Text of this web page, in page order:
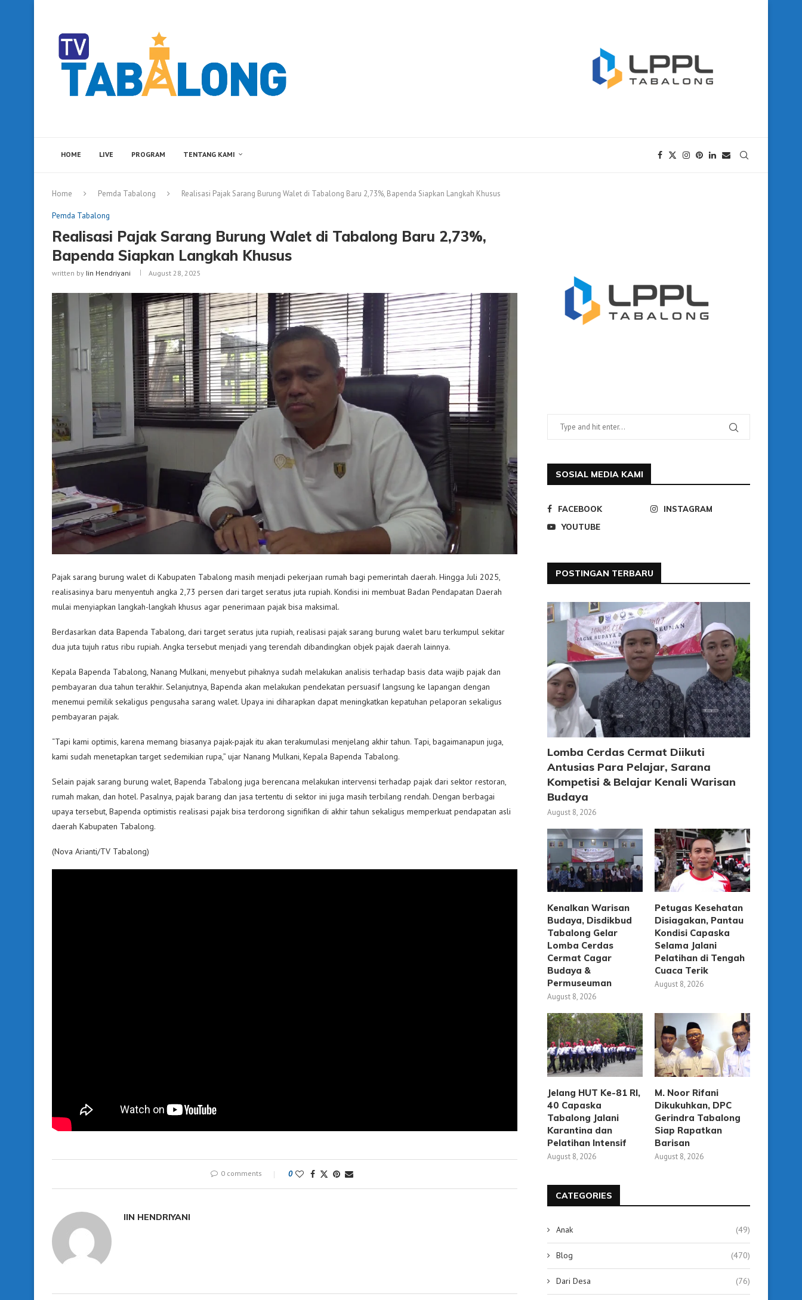
HOME LIVE PROGRAM TENTANG KAMI
Home Pemda Tabalong Realisasi Pajak Sarang Burung Walet di Tabalong Baru 2,73%, Bapenda Siapkan Langkah Khusus
Pemda Tabalong
Realisasi Pajak Sarang Burung Walet di Tabalong Baru 2,73%,
Bapenda Siapkan Langkah Khusus
written by Iin Hendriyani August 28, 2025
Pajak sarang burung walet di Kabupaten Tabalong masih menjadi pekerjaan rumah bagi pemerintah daerah. Hingga Juli 2025,
realisasinya baru menyentuh angka 2,73 persen dari target seratus juta rupiah. Kondisi ini membuat Badan Pendapatan Daerah
mulai menyiapkan langkah-langkah khusus agar penerimaan pajak bisa maksimal.
Berdasarkan data Bapenda Tabalong, dari target seratus juta rupiah, realisasi pajak sarang burung walet baru terkumpul sekitar
dua juta tujuh ratus ribu rupiah. Angka tersebut menjadi yang terendah dibandingkan objek pajak daerah lainnya.
Kepala Bapenda Tabalong, Nanang Mulkani, menyebut pihaknya sudah melakukan analisis terhadap basis data wajib pajak dan
pembayaran dua tahun terakhir. Selanjutnya, Bapenda akan melakukan pendekatan persuasif langsung ke lapangan dengan
menemui pemilik sekaligus pengusaha sarang walet. Upaya ini diharapkan dapat meningkatkan kepatuhan pelaporan sekaligus
pembayaran pajak.
“Tapi kami optimis, karena memang biasanya pajak-pajak itu akan terakumulasi menjelang akhir tahun. Tapi, bagaimanapun juga,
kami sudah menetapkan target sedemikian rupa,” ujar Nanang Mulkani, Kepala Bapenda Tabalong.
Selain pajak sarang burung walet, Bapenda Tabalong juga berencana melakukan intervensi terhadap pajak dari sektor restoran,
rumah makan, dan hotel. Pasalnya, pajak barang dan jasa tertentu di sektor ini juga masih terbilang rendah. Dengan berbagai
upaya tersebut, Bapenda optimistis realisasi pajak bisa terdorong signifikan di akhir tahun sekaligus memperkuat pendapatan asli
daerah Kabupaten Tabalong.
(Nova Arianti/TV Tabalong)
0 comments 0
IIN HENDRIYANI
SOSIAL MEDIA KAMI
FACEBOOK
INSTAGRAM
YOUTUBE
POSTINGAN TERBARU
Lomba Cerdas Cermat Diikuti
Antusias Para Pelajar, Sarana
Kompetisi & Belajar Kenali Warisan
Budaya
August 8, 2026
Kenalkan Warisan
Budaya, Disdikbud
Tabalong Gelar
Lomba Cerdas
Cermat Cagar
Budaya &
Permuseuman
August 8, 2026
Petugas Kesehatan
Disiagakan, Pantau
Kondisi Capaska
Selama Jalani
Pelatihan di Tengah
Cuaca Terik
August 8, 2026
Jelang HUT Ke-81 RI,
40 Capaska
Tabalong Jalani
Karantina dan
Pelatihan Intensif
August 8, 2026
M. Noor Rifani
Dikukuhkan, DPC
Gerindra Tabalong
Siap Rapatkan
Barisan
August 8, 2026
CATEGORIES
Anak (49)
Blog (470)
Dari Desa (76)